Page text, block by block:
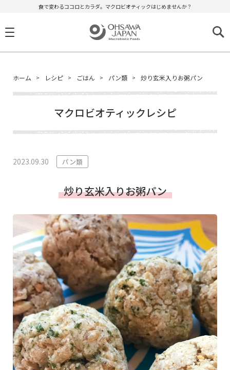
食で変わるココロとカラダ。マクロビオティックはじめませんか？
ホーム レシピ ごはん パン類 炒り玄米入りお粥パン
マクロビオティックレシピ
2023.09.30 パン類
炒り玄米入りお粥パン